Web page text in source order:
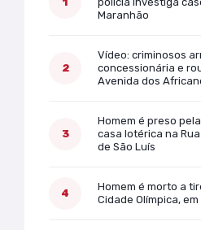
Maranhão
Vídeo: criminosos
concessionária e
Avenida dos
Homem é preso
casa lotérica na
de São Luís
Homem é morto a
Cidade Olímpica, em